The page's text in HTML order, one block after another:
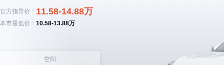
官方指导价： 11.58-14.88万
本市最低价： 10.58-13.88万